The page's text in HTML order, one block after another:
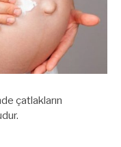
çatlakların